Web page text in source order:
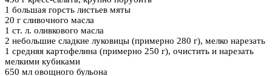
1 большая горсть листьев мяты
20 г сливочного масла
1 ст. л. оливкового масла
2 небольшие сладкие луковицы (примерно 280 г), мелко нарезать
1 средняя картофелина (примерно 250 г), очистить и нарезать
мелкими кубиками
650 мл овощного бульона